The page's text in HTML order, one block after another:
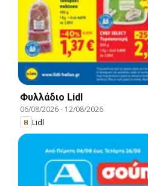
Φυλλάδιο Lidl
06/08/2026- 12/08/2026
Lidl